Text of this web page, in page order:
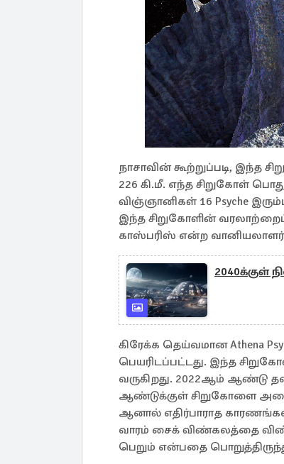
நாசாவின் கூற்றுப்படி, இந்த
226 கி.மீ. எந்த சிறுகோள்
விஞ்ஞானிகள் 16 Psyche
இந்த சிறுகோளின்
காஸ்பரிஸ் என்ற வானியலாளர்
2040க்குள்
கிரேக்க தெய்வமான Athena
பெயரிடப்பட்டது. இந்த
வருகிறது. 2022ஆம் ஆண்டு
ஆண்டுக்குள் சிறுகோளை
ஆனால் எதிர்பாராத
வாரம் சைக் விண்கலத்தை
பெறும் என்பதை